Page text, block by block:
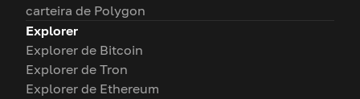
carteira de Polygon
Explorer
Explorer de Bitcoin
Explorer de Tron
Explorer de Ethereum